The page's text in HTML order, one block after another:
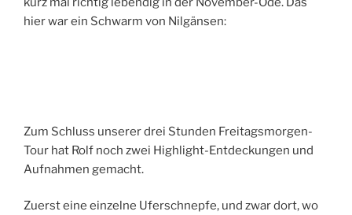
hier war ein Schwarm von Nilgänsen:
Zum Schluss unserer drei Stunden Freitagsmorgen-
Tour hat Rolf noch zwei Highlight-Entdeckungen und
Aufnahmen gemacht.
Zuerst eine einzelne Uferschnepfe, und zwar dort, wo